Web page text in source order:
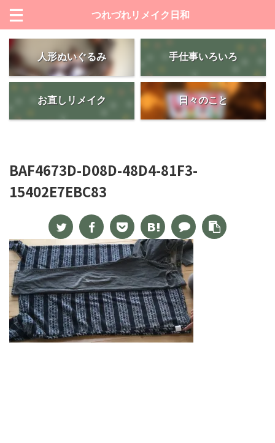
つれづれリメイク日和
人形ぬいぐるみ 手仕事いろいろ
お直しリメイク 日々のこと
BAF4673D-D08D-48D4-81F3-
15402E7EBC83